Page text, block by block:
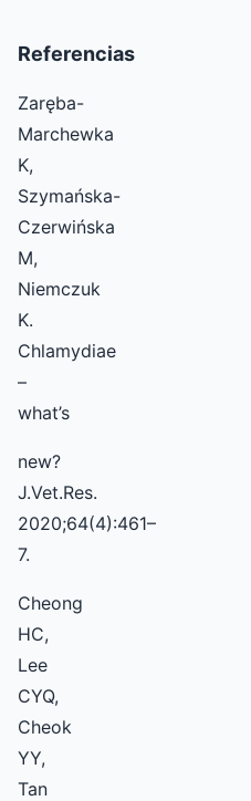
Referencias
Zaręba-
Marchewka
K,
Szymańska-
Czerwińska
M,
Niemczuk
K.
Chlamydiae
–
what’s
new?
J.Vet.Res.
2020;64(4):461–
7.
Cheong
HC,
Lee
CYQ,
Cheok
YY,
Tan